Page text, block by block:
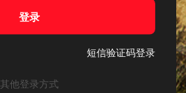
登录
短信验证码登录
其他登录方式